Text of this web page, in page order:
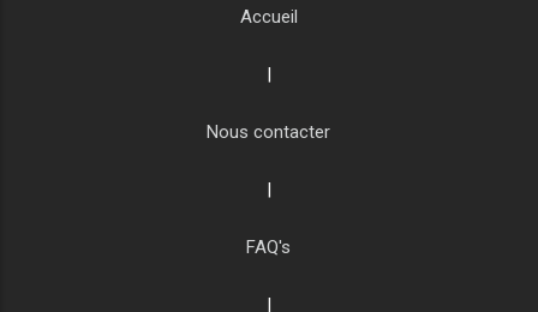
Accueil
Nous contacter
FAQ's